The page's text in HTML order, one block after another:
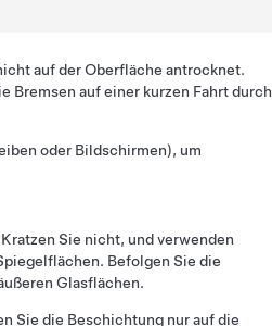
auf der Oberfläche antrocknet.
Bremsen auf einer kurzen Fahrt durch
oder Bildschirmen), um
Sie nicht, und verwenden
Befolgen Sie die
Glasflächen.
Sie die Beschichtung nur auf die